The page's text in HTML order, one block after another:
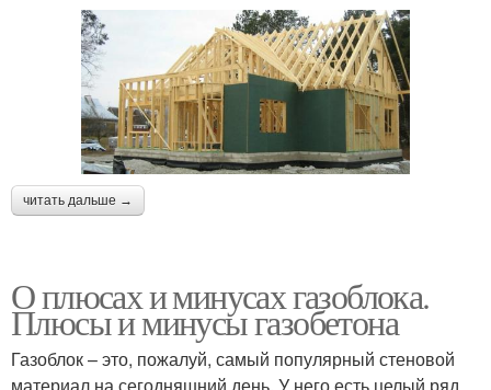
читать дальше →
О плюсах и минусах газоблока.
Плюсы и минусы газобетона
Газоблок – это, пожалуй, самый популярный стеновой